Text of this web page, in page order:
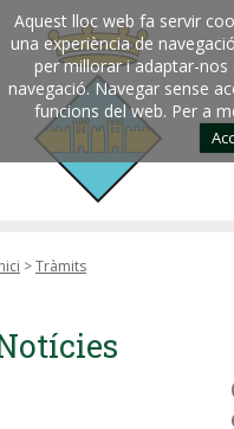
Aquest lloc web fa servir
una experiència de
per millorar i adaptar-
navegació. Navegar sense
funcions del web. Per a
>Tràmits